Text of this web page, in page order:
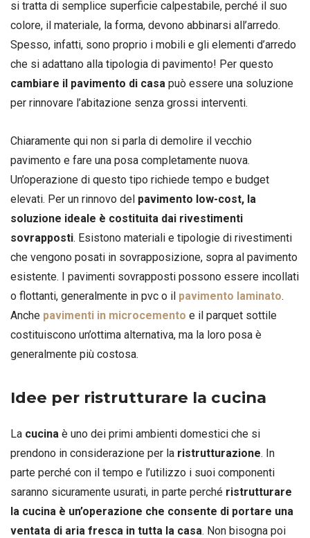
si tratta di semplice superficie calpestabile, perché il suo
colore, il materiale, la forma, devono abbinarsi all’arredo.
Spesso, infatti, sono proprio i mobili e gli elementi d’arredo
che si adattano alla tipologia di pavimento! Per questo
cambiare il pavimento di casa può essere una soluzione
per rinnovare l’abitazione senza grossi interventi.
Chiaramente qui non si parla di demolire il vecchio
pavimento e fare una posa completamente nuova.
Un’operazione di questo tipo richiede tempo e budget
elevati. Per un rinnovo del pavimento low-cost, la
soluzione ideale è costituita dai rivestimenti
sovrapposti. Esistono materiali e tipologie di rivestimenti
che vengono posati in sovrapposizione, sopra al pavimento
esistente. I pavimenti sovrapposti possono essere incollati
o flottanti, generalmente in pvc o il pavimento laminato.
Anche pavimenti in microcemento e il parquet sottile
costituiscono un’ottima alternativa, ma la loro posa è
generalmente più costosa.
Idee per ristrutturare la cucina
La cucina è uno dei primi ambienti domestici che si
prendono in considerazione per la ristrutturazione. In
parte perché con il tempo e l’utilizzo i suoi componenti
saranno sicuramente usurati, in parte perché ristrutturare
la cucina è un’operazione che consente di portare una
ventata di aria fresca in tutta la casa. Non bisogna poi